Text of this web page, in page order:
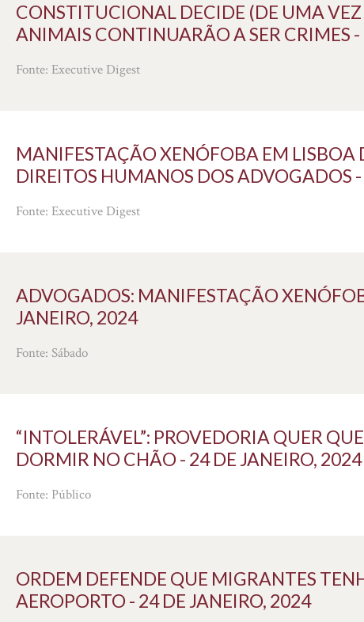
CONSTITUCIONAL DECIDE (DE UMA
ANIMAIS CONTINUARÃO A SER CRIMES
Fonte: Executive Digest
MANIFESTAÇÃO XENÓFOBA EM LISBOA
DIREITOS HUMANOS DOS ADVOGADOS
Fonte: Executive Digest
ADVOGADOS: MANIFESTAÇÃO
JANEIRO, 2024
Fonte: Sábado
“INTOLERÁVEL”: PROVEDORIA QUER
DORMIR NO CHÃO - 24 DE JANEIRO, 2024
Fonte: Público
ORDEM DEFENDE QUE MIGRANTES
AEROPORTO - 24 DE JANEIRO, 2024